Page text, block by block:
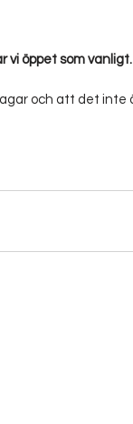
vi öppet som vanligt.
och att det inte